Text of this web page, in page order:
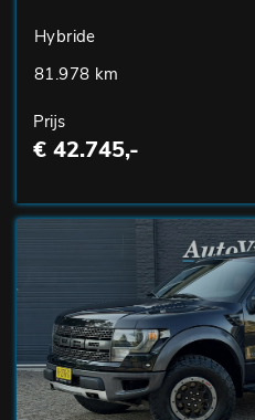
Hybride
81.978 km
Prijs
€ 42.745,-